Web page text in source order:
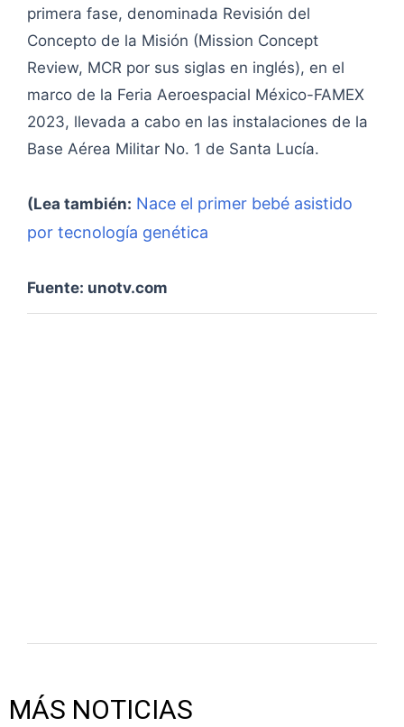
primera fase, denominada Revisión del
Concepto de la Misión (Mission Concept
Review, MCR por sus siglas en inglés), en el
marco de la Feria Aeroespacial México-FAMEX
2023, llevada a cabo en las instalaciones de la
Base Aérea Militar No. 1 de Santa Lucía.
(Lea también: Nace el primer bebé asistido
por tecnología genética
Fuente: unotv.com
MÁS NOTICIAS